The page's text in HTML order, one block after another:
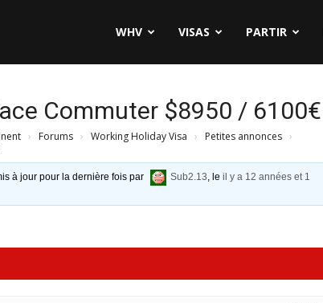
WHV VISAS PARTIR
Commuter $8950 / 6100€
› Forums › Working Holiday Visa › Petites annonces ›
à jour pour la dernière fois par Sub2.13, leil y a 12 années et 1